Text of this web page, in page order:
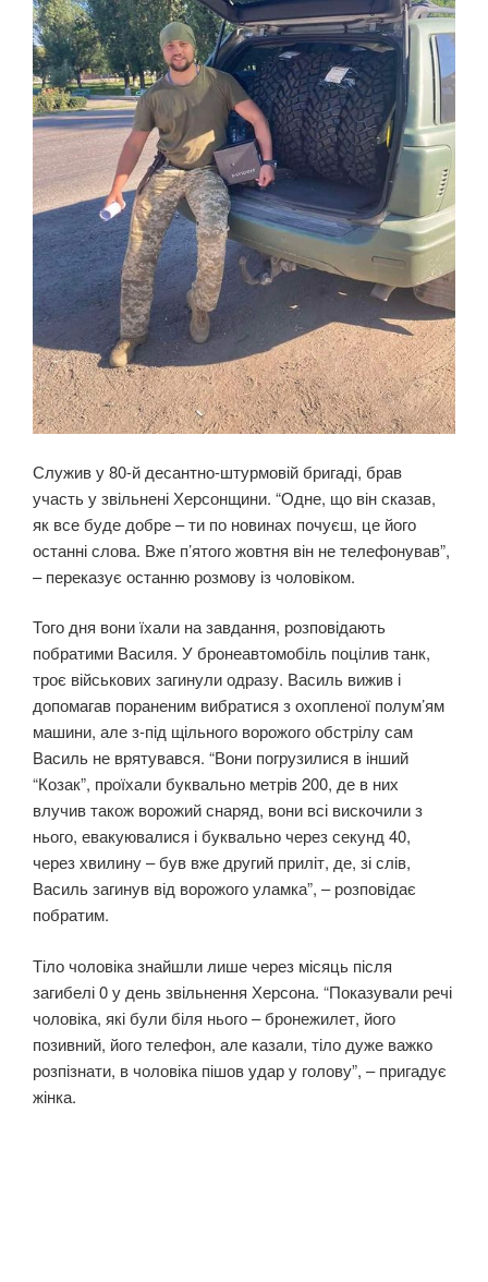
Служив у 80-й десантно-штурмовій бригаді, брав
участь у звільнені Херсонщини. “Одне, що він сказав,
як все буде добре – ти по новинах почуєш, це його
останні слова. Вже п’ятого жовтня він не телефонував”,
– переказує останню розмову із чоловіком.
Того дня вони їхали на завдання, розповідають
побратими Василя. У бронеавтомобіль поцілив танк,
троє військових загинули одразу. Василь вижив і
допомагав пораненим вибратися з охопленої полум’ям
машини, але з-під щільного ворожого обстрілу сам
Василь не врятувався. “Вони погрузилися в інший
“Козак”, проїхали буквально метрів 200, де в них
влучив також ворожий снаряд, вони всі вискочили з
нього, евакуювалися і буквально через секунд 40,
через хвилину – був вже другий приліт, де, зі слів,
Василь загинув від ворожого уламка”, – розповідає
побратим.
Тіло чоловіка знайшли лише через місяць після
загибелі 0 у день звільнення Херсона. “Показували речі
чоловіка, які були біля нього – бронежилет, його
позивний, його телефон, але казали, тіло дуже важко
розпізнати, в чоловіка пішов удар у голову”, – пригадує
жінка.